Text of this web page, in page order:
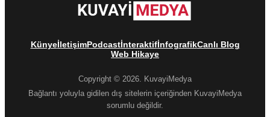
KünyeİletişimPodcastİnteraktifİnfografikCanlı Blog
Web Hikaye
Copyright © 2026. KuvayiMedya
Bağlantı yoluyla gidilen dış sitelerin içeriğinden KuvayiMedya
sorumlu değildir.